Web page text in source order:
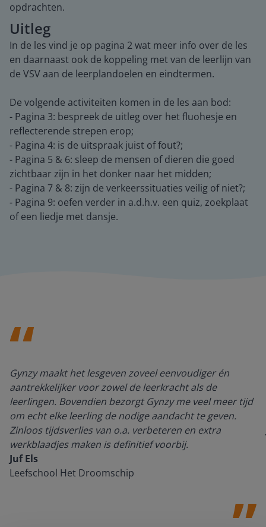
opdrachten.
Uitleg
In de les vind je op pagina 2 wat meer info over de les
en daarnaast ook de koppeling met van de leerlijn van
de VSV aan de leerplandoelen en eindtermen.
De volgende activiteiten komen in de les aan bod:
- Pagina 3: bespreek de uitleg over het fluohesje en
reflecterende strepen erop;
- Pagina 4: is de uitspraak juist of fout?;
- Pagina 5 & 6: sleep de mensen of dieren die goed
zichtbaar zijn in het donker naar het midden;
- Pagina 7 & 8: zijn de verkeerssituaties veilig of niet?;
- Pagina 9: oefen verder in a.d.h.v. een quiz, zoekplaat
of een liedje met dansje.
Gynzy maakt het lesgeven zoveel eenvoudiger én
aantrekkelijker voor zowel de leerkracht als de
leerlingen. Bovendien bezorgt Gynzy me veel meer tijd
om echt elke leerling de nodige aandacht te geven.
Zinloos tijdsverlies van o.a. verbeteren en extra
werkblaadjes maken is definitief voorbij.
Juf Els
Leefschool Het Droomschip